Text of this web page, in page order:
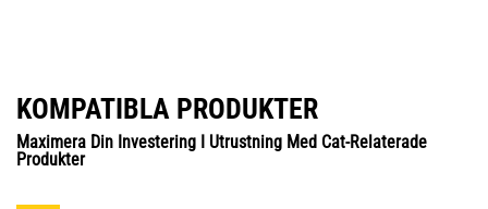
KOMPATIBLA PRODUKTER
Maximera Din Investering I Utrustning Med Cat-Relaterade
Produkter